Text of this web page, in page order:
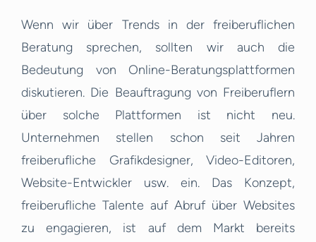
Wenn wir über Trends in der freiberuflichen
Beratung sprechen, sollten wir auch die
Bedeutung von Online-Beratungsplattformen
diskutieren. Die Beauftragung von Freiberuflern
über solche Plattformen ist nicht neu.
Unternehmen stellen schon seit Jahren
freiberufliche Grafikdesigner, Video-Editoren,
Website-Entwickler usw. ein. Das Konzept,
freiberufliche Talente auf Abruf über Websites
zu engagieren, ist auf dem Markt bereits